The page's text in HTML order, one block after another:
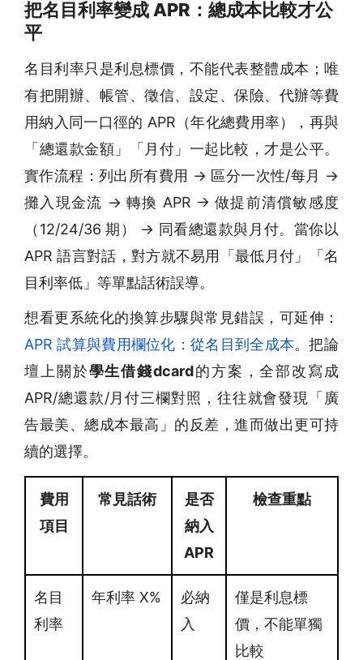
把名目利率變成 APR：總成本比較才公
平
名目利率只是利息標價，不能代表整體成本；唯
有把開辦、帳管、徵信、設定、保險、代辦等費
用納入同一口徑的 APR（年化總費用率），再與
「總還款金額」「月付」一起比較，才是公平。
實作流程：列出所有費用 → 區分一次性/每月 →
攤入現金流 → 轉換 APR → 做提前清償敏感度
（12/24/36 期） → 同看總還款與月付。當你以
APR 語言對話，對方就不易用「最低月付」「名
目利率低」等單點話術誤導。
想看更系統化的換算步驟與常見錯誤，可延伸：
APR 試算與費用欄位化：從名目到全成本。把論
壇上關於學生借錢dcard的方案，全部改寫成
APR/總還款/月付三欄對照，往往就會發現「廣
告最美、總成本最高」的反差，進而做出更可持
續的選擇。
費用
項目
常見話術
是否
納入
APR
檢查重點
名目
利率
年利率 X%
必納
入
僅是利息標
價，不能單獨
比較